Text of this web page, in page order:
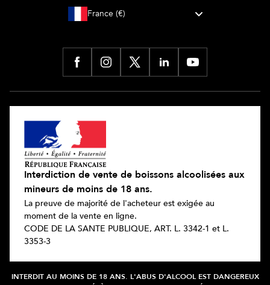
France (€)
Interdiction de vente de boissons alcoolisées aux
mineurs de moins de 18 ans.
La preuve de majorité de l'acheteur est exigée au
moment de la vente en ligne.
CODE DE LA SANTE PUBLIQUE, ART. L. 3342-1 et L.
3353-3
INTERDIT AU MOINS DE 18 ANS. L'ABUS D'ALCOOL EST DANGEREUX